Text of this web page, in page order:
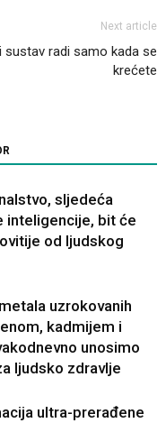
Next article
sustav radi samo kada se
krećete
sljedeća
inteligencije, bit će
od ljudskog
uzrokovanih
kadmijem i
unosimo
ljudsko zdravlje
ultra-prerađene